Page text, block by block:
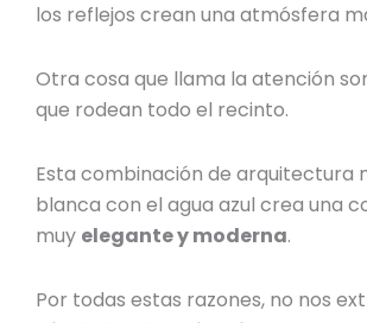
los reflejos crean una atmósfera
Otra cosa que llama la atención
que rodean todo el recinto.
Esta combinación de arquitectura
blanca con el agua azul crea una
muy elegante y moderna.
Por todas estas razones, no nos